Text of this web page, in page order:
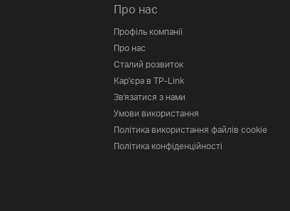
Про нас
Профіль компанії
Про нас
Сталий розвиток
Кар'єра в TP-Link
Зв'язатися з нами
Умови використання
Політика використання файлів cookie
Політика конфіденційності